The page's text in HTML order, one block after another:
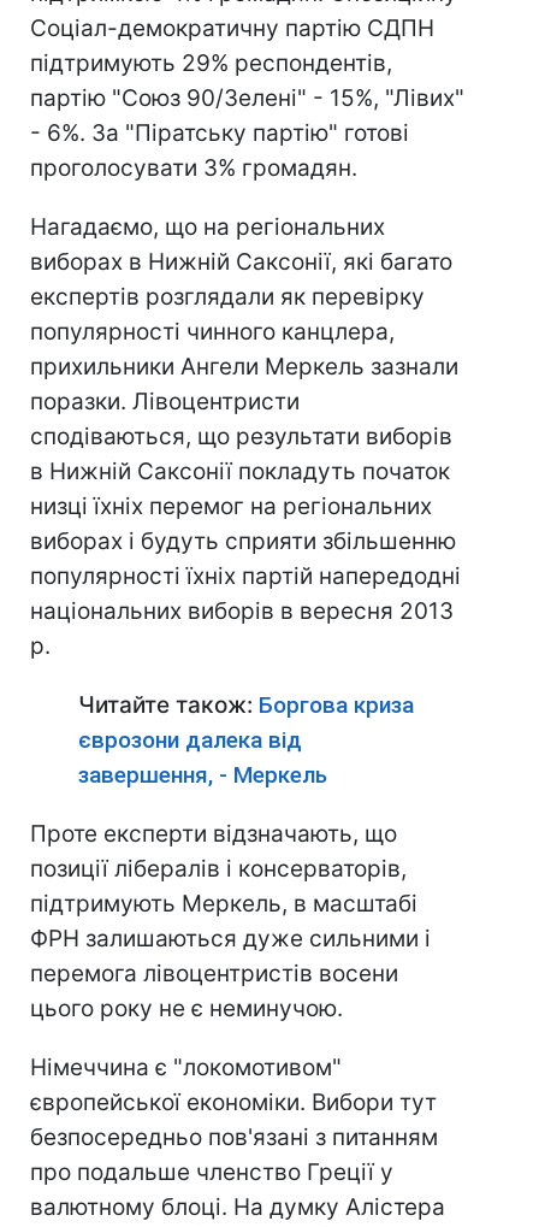
Соціал-демократичну партію СДПН
підтримують 29% респондентів,
партію "Союз 90/Зелені" - 15%, "Лівих"
- 6%. За "Піратську партію" готові
проголосувати 3% громадян.
Нагадаємо, що на регіональних
виборах в Нижній Саксонії, які багато
експертів розглядали як перевірку
популярності чинного канцлера,
прихильники Ангели Меркель зазнали
поразки. Лівоцентристи
сподіваються, що результати виборів
в Нижній Саксонії покладуть початок
низці їхніх перемог на регіональних
виборах і будуть сприяти збільшенню
популярності їхніх партій напередодні
національних виборів в вересня 2013
р.
Читайте також: Боргова криза
єврозони далека від
завершення, - Меркель
Проте експерти відзначають, що
позиції лібералів і консерваторів,
підтримують Меркель, в масштабі
ФРН залишаються дуже сильними і
перемога лівоцентристів восени
цього року не є неминучою.
Німеччина є "локомотивом"
європейської економіки. Вибори тут
безпосередньо пов'язані з питанням
про подальше членство Греції у
валютному блоці. На думку Алістера